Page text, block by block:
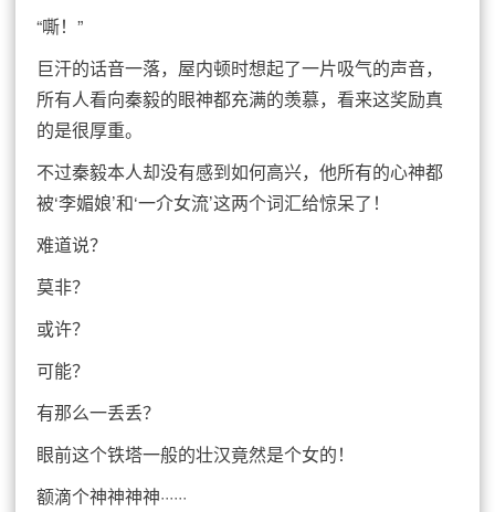
“嘶！”
巨汗的话音一落，屋内顿时想起了一片吸气的声音，
所有人看向秦毅的眼神都充满的羡慕，看来这奖励真
的是很厚重。
不过秦毅本人却没有感到如何高兴，他所有的心神都
被‘李媚娘’和‘一介女流’这两个词汇给惊呆了！
难道说？
莫非？
或许？
可能？
有那么一丢丢？
眼前这个铁塔一般的壮汉竟然是个女的！
额滴个神神神神······